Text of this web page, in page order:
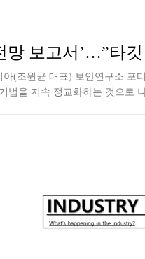
망 보고서’…”타
(조원균 대표) 보안연구소 포
법을 지속 정교화하는 것으로